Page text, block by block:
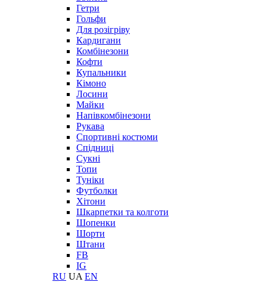
Гетри
Гольфи
Для розігріву
Кардигани
Комбінезони
Кофти
Купальники
Кімоно
Лосини
Майки
Напівкомбінезони
Рукава
Спортивні костюми
Спідниці
Сукні
Топи
Туніки
Футболки
Хітони
Шкарпетки та колготи
Шопенки
Шорти
Штани
FB
IG
RU UA EN